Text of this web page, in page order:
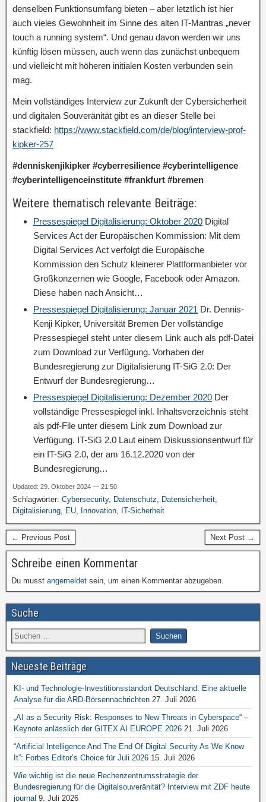
denselben Funktionsumfang bieten – aber letztlich ist hier
auch vieles Gewohnheit im Sinne des alten IT-Mantras „never
touch a running system“. Und genau davon werden wir uns
künftig lösen müssen, auch wenn das zunächst unbequem
und vielleicht mit höheren initialen Kosten verbunden sein
mag.
Mein vollständiges Interview zur Zukunft der Cybersicherheit
und digitalen Souveränität gibt es an dieser Stelle bei
stackfield: https://www.stackfield.com/de/blog/interview-prof-
kipker-257
#denniskenjikipker #cyberresilience #cyberintelligence
#cyberintelligenceinstitute #frankfurt #bremen
Weitere thematisch relevante Beiträge:
Pressespiegel Digitalisierung: Oktober 2020 Digital
Services Act der Europäischen Kommission: Mit dem
Digital Services Act verfolgt die Europäische
Kommission den Schutz kleinerer Plattformanbieter vor
Großkonzernen wie Google, Facebook oder Amazon.
Diese haben nach Ansicht…
Pressespiegel Digitalisierung: Januar 2021 Dr. Dennis-
Kenji Kipker, Universität Bremen Der vollständige
Pressespiegel steht unter diesem Link auch als pdf-Datei
zum Download zur Verfügung. Vorhaben der
Bundesregierung zur Digitalisierung IT-SiG 2.0: Der
Entwurf der Bundesregierung…
Pressespiegel Digitalisierung: Dezember 2020 Der
vollständige Pressespiegel inkl. Inhaltsverzeichnis steht
als pdf-File unter diesem Link zum Download zur
Verfügung. IT-SiG 2.0 Laut einem Diskussionsentwurf für
ein IT-SiG 2.0, der am 16.12.2020 von der
Bundesregierung…
Updated: 29. Oktober 2024 — 21:50
Schlagwörter: Cybersecurity, Datenschutz, Datensicherheit,
Digitalisierung, EU, Innovation, IT-Sicherheit
← Previous Post Next Post →
Schreibe einen Kommentar
Du musst angemeldet sein, um einen Kommentar abzugeben.
Suche
Neueste Beiträge
KI- und Technologie-Investitionsstandort Deutschland: Eine aktuelle
Analyse für die ARD-Börsennachrichten 27. Juli 2026
„AI as a Security Risk: Responses to New Threats in Cyberspace“ –
Keynote anlässlich der GITEX AI EUROPE 2026 21. Juli 2026
“Artificial Intelligence And The End Of Digital Security As We Know
It”: Forbes Editor’s Choice für Juli 2026 15. Juli 2026
Wie wichtig ist die neue Rechenzentrumsstrategie der
Bundesregierung für die Digitalsouveränität? Interview mit ZDF heute
journal 9. Juli 2026